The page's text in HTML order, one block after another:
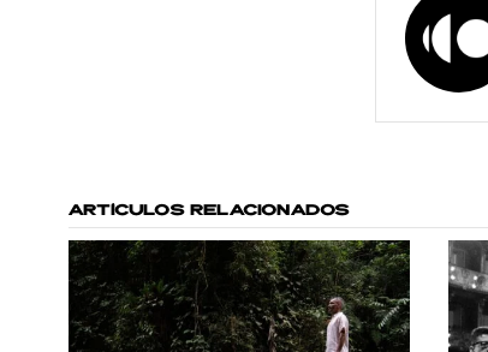
ARTÍCULOS RELACIONADOS